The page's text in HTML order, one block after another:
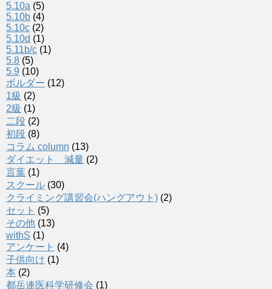
5.10a (5)
5.10b (4)
5.10c (2)
5.10d (1)
5.11b/c (1)
5.8 (5)
5.9 (10)
ボルダー (12)
1級 (2)
2級 (1)
二段 (2)
初段 (8)
コラム column (13)
ダイエット 減量 (2)
言葉 (1)
スクール (30)
クライミング講習会(ハングアウト) (2)
セット (5)
その他 (13)
withS (1)
アンケート (4)
子供向け (1)
本 (2)
都岳連医科学研修会 (1)